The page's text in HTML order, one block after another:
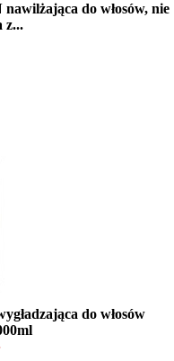
do włosów, nie
z...
do włosów